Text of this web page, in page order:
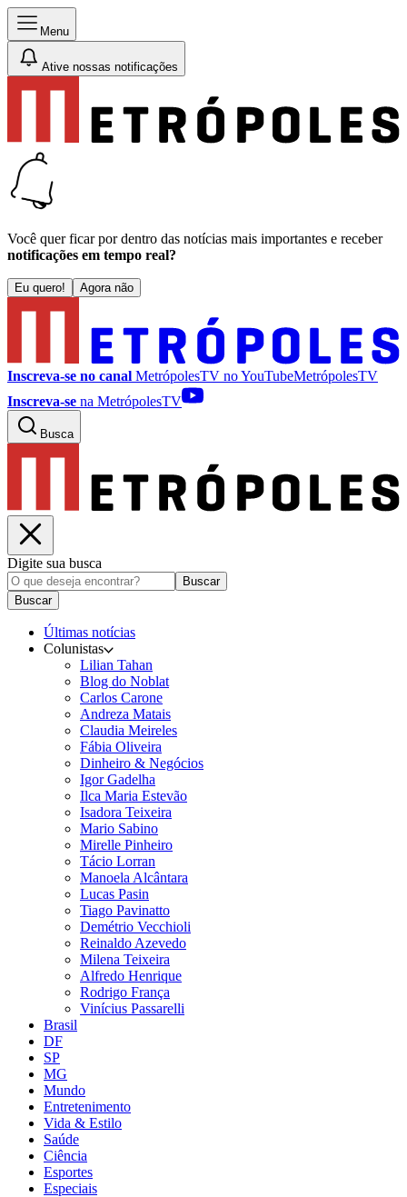
Menu
Ative nossas notificações
Você quer ficar por dentro das notícias mais importantes e receber
notificações em tempo real?
Eu quero! Agora não
Inscreva-se no canal MetrópolesTV noYouTubeMetrópolesTV
Inscreva-se na MetrópolesTV
Busca
Digite sua busca
Buscar
Buscar
Últimas notícias
Colunistas
Lilian Tahan
Blog do Noblat
Carlos Carone
Andreza Matais
Claudia Meireles
Fábia Oliveira
Dinheiro & Negócios
Igor Gadelha
Ilca Maria Estevão
Isadora Teixeira
Mario Sabino
Mirelle Pinheiro
Tácio Lorran
Manoela Alcântara
Lucas Pasin
Tiago Pavinatto
Demétrio Vecchioli
Reinaldo Azevedo
Milena Teixeira
Alfredo Henrique
Rodrigo França
Vinícius Passarelli
Brasil
DF
SP
MG
Mundo
Entretenimento
Vida & Estilo
Saúde
Ciência
Esportes
Especiais